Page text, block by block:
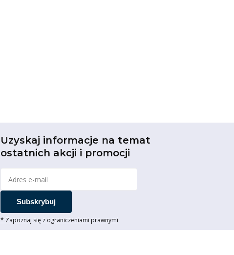
Uzyskaj informacje na temat
ostatnich akcji i promocji
Subskrybuj
* Zapoznaj się z ograniczeniami prawnymi